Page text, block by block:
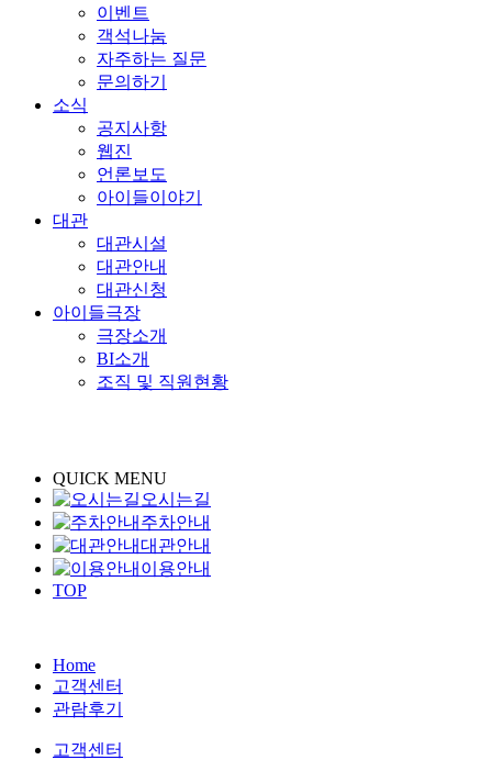
이벤트
객석나눔
자주하는 질문
문의하기
소식
공지사항
웹진
언론보도
아이들이야기
대관
대관시설
대관안내
대관신청
아이들극장
극장소개
BI소개
조직 및 직원현황
QUICK MENU
오시는길
주차안내
대관안내
이용안내
TOP
Home
고객센터
관람후기
고객센터